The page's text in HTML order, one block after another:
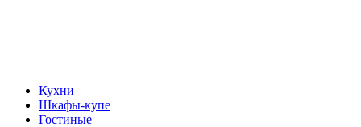
Кухни
Шкафы-купе
Гостиные